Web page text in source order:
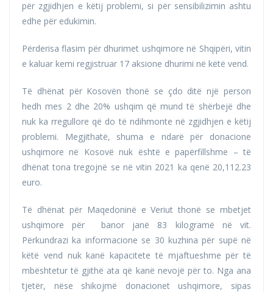
për zgjidhjen e këtij problemi, si për sensibilizimin ashtu
edhe për edukimin.
Përderisa flasim për dhurimet ushqimore në Shqipëri, vitin
e kaluar kemi regjistruar 17 aksione dhurimi në këtë vend.
Të dhënat për Kosovën thonë se çdo ditë një person
hedh mes 2 dhe 20% ushqim që mund të shërbejë dhe
nuk ka rregullore që do të ndihmonte në zgjidhjen e këtij
problemi. Megjithatë, shuma e ndarë për donacione
ushqimore në Kosovë nuk është e papërfillshme – të
dhënat tona tregojnë se në vitin 2021 ka qenë 20,112.23
euro.
Të dhënat për Maqedoninë e Veriut thonë se mbetjet
ushqimore për banor janë 83 kilogramë në vit.
Përkundrazi ka informacione se 30 kuzhina për supë në
këtë vend nuk kanë kapacitete të mjaftueshme për të
mbështetur të gjithë ata që kanë nevojë për to. Nga ana
tjetër, nëse shikojmë donacionet ushqimore, sipas